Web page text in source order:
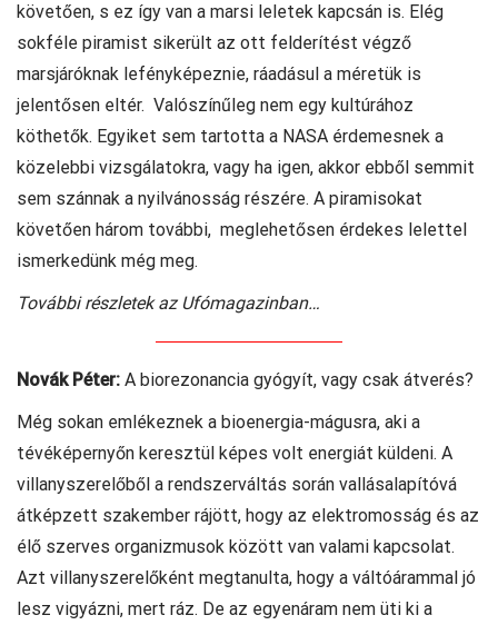
követően, s ez így van a marsi leletek kapcsán is. Elég
sokféle piramist sikerült az ott felderítést végző
marsjáróknak lefényképeznie, ráadásul a méretük is
jelentősen eltér. Valószínűleg nem egy kultúrához
köthetők. Egyiket sem tartotta a NASA érdemesnek a
közelebbi vizsgálatokra, vagy ha igen, akkor ebből semmit
sem szánnak a nyilvánosság részére. A piramisokat
követően három további, meglehetősen érdekes lelettel
ismerkedünk még meg.
További részletek az Ufómagazinban…
Novák Péter: A biorezonancia gyógyít, vagy csak átverés?
Még sokan emlékeznek a bioenergia-mágusra, aki a
tévéképernyőn keresztül képes volt energiát küldeni. A
villanyszerelőből a rendszerváltás során vallásalapítóvá
átképzett szakember rájött, hogy az elektromosság és az
élő szerves organizmusok között van valami kapcsolat.
Azt villanyszerelőként megtanulta, hogy a váltóárammal jó
lesz vigyázni, mert ráz. De az egyenáram nem üti ki a